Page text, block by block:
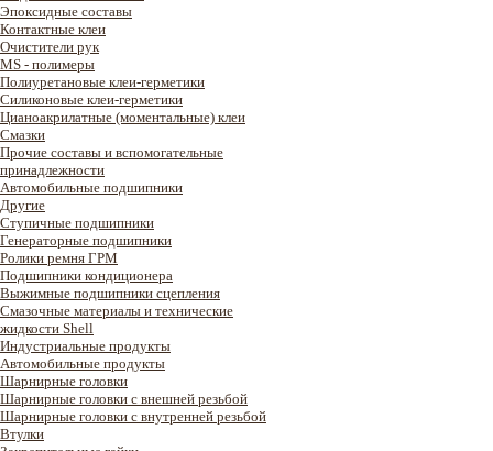
Эпоксидные составы
Контактные клеи
Очистители рук
MS - полимеры
Полиуретановые клеи-герметики
Силиконовые клеи-герметики
Цианоакрилатные (моментальные) клеи
Смазки
Прочие составы и вспомогательные
принадлежности
Автомобильные подшипники
Другие
Ступичные подшипники
Генераторные подшипники
Ролики ремня ГРМ
Подшипники кондиционера
Выжимные подшипники сцепления
Смазочные материалы и технические
жидкости Shell
Индустриальные продукты
Автомобильные продукты
Шарнирные головки
Шарнирные головки с внешней резьбой
Шарнирные головки с внутренней резьбой
Втулки